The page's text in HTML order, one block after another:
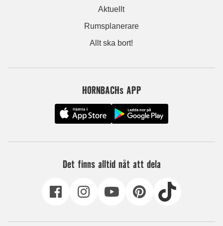
Aktuellt
Rumsplanerare
Allt ska bort!
HORNBACHs APP
Det finns alltid nåt att dela